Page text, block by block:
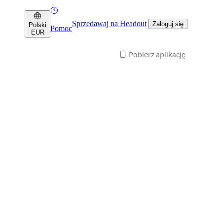
Polski
EUR
Pomoc
Sprzedawaj na Headout Zaloguj się
Pobierz aplikację